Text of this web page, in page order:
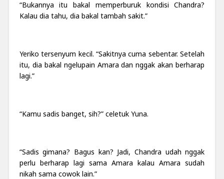
“Bukannya itu bakal memperburuk kondisi Chandra?
Kalau dia tahu, dia bakal tambah sakit.”
Yeriko tersenyum kecil. “Sakitnya cuma sebentar. Setelah
itu, dia bakal ngelupain Amara dan nggak akan berharap
lagi.”
“Kamu sadis banget, sih?” celetuk Yuna.
“Sadis gimana? Bagus kan? Jadi, Chandra udah nggak
perlu berharap lagi sama Amara kalau Amara sudah
nikah sama cowok lain.”